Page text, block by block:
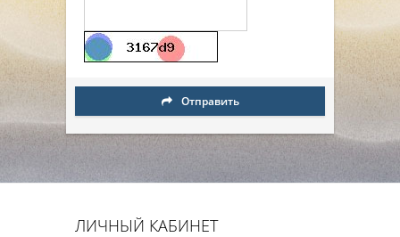
Отправить
ЛИЧНЫЙ КАБИНЕТ